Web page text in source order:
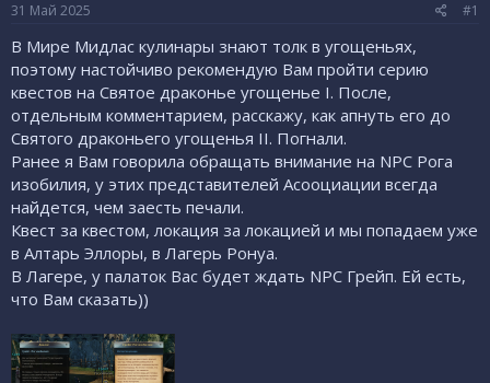
ы
л
а
31 Май 2025 #1
В Мире Мидлас кулинары знают толк в угощеньях,
поэтому настойчиво рекомендую Вам пройти серию
квестов на Святое драконье угощенье I. После,
отдельным комментарием, расскажу, как апнуть его до
Святого драконьего угощенья II. Погнали.
Ранее я Вам говорила обращать внимание на NPC Рога
изобилия, у этих представителей Асооциации всегда
найдется, чем заесть печали.
Квест за квестом, локация за локацией и мы попадаем уже
в Алтарь Эллоры, в Лагерь Ронуа.
В Лагере, у палаток Вас будет ждать NPC Грейп. Ей есть,
что Вам сказать))